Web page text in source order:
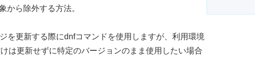
を更新する際にdnfコマンドを使用しますが、利用環境
は更新せずに特定のバージョンのまま使用したい場合